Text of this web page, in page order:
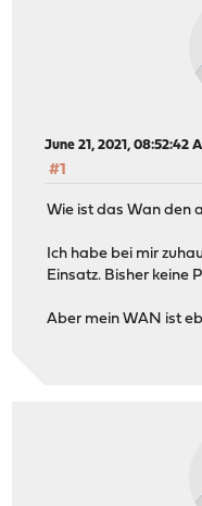
June 21, 2021, 08:52:42
#1
Wie ist das Wan den
Ich habe bei mir
Einsatz. Bisher keine
Aber mein WAN ist